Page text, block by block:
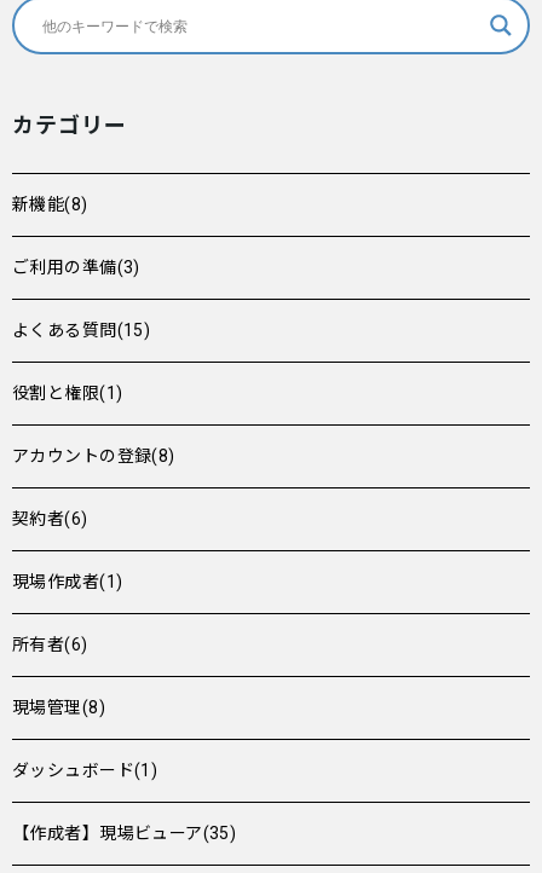
カテゴリー
新機能(8)
ご利用の準備(3)
よくある質問(15)
役割と権限(1)
アカウントの登録(8)
契約者(6)
現場作成者(1)
所有者(6)
現場管理(8)
ダッシュボード(1)
【作成者】現場ビューア(35)